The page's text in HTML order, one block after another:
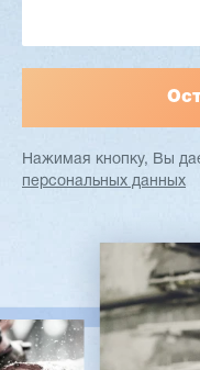
Нажимая кнопку, Вы
персональных данных